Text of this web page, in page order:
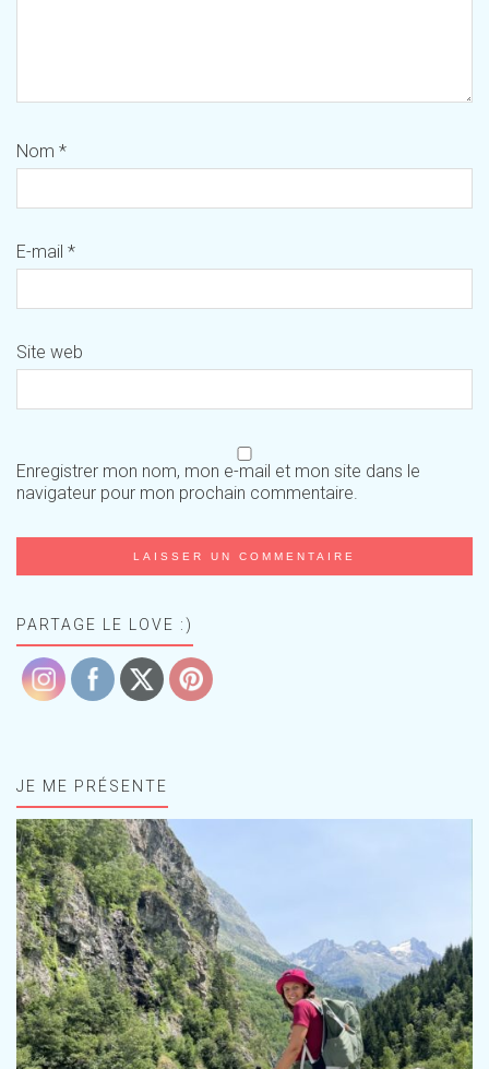
Nom *
E-mail *
Site web
Enregistrer mon nom, mon e-mail et mon site dans le
navigateur pour mon prochain commentaire.
PARTAGE LE LOVE :)
JE ME PRÉSENTE